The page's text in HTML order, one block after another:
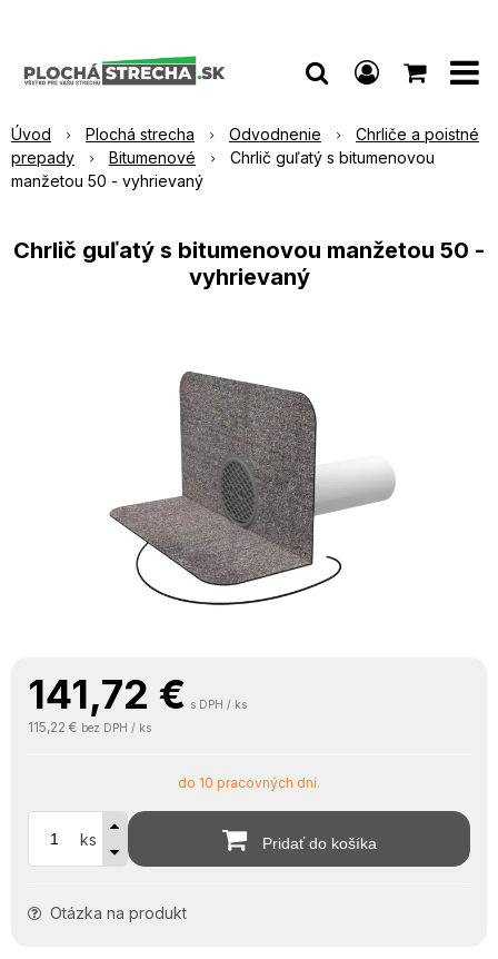
Úvod Plochá strecha Odvodnenie
Chrliče a poistné
prepady
Bitumenové
Chrlič guľatý s bitumenovou
manžetou 50 - vyhrievaný
Chrlič guľatý s bitumenovou manžetou 50 -
vyhrievaný
141,72 € s DPH / ks
115,22 € bez DPH / ks
do 10 pracovných dní.
ks Pridať do košíka
Otázka na produkt